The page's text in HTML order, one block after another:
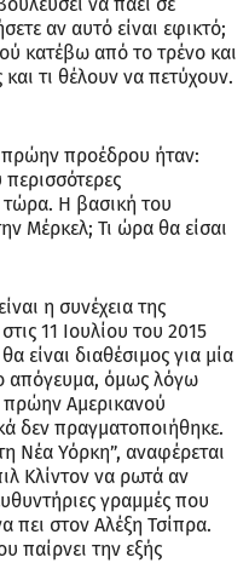
αν αυτό είναι εφικτό;
κατέβω από το τρένο και
τι θέλουν να πετύχουν.
προέδρου ήταν:
περισσότερες
τώρα. Η βασική του
Μέρκελ; Τι ώρα θα είσαι
η συνέχεια της
11 Ιουλίου του 2015
είναι διαθέσιμος για μία
απόγευμα, όμως λόγω
Αμερικανού
δεν πραγματοποιήθηκε.
Νέα Υόρκη”, αναφέρεται
Κλίντον να ρωτά αν
γραμμές που
πει στον Αλέξη Τσίπρα.
παίρνει την εξής